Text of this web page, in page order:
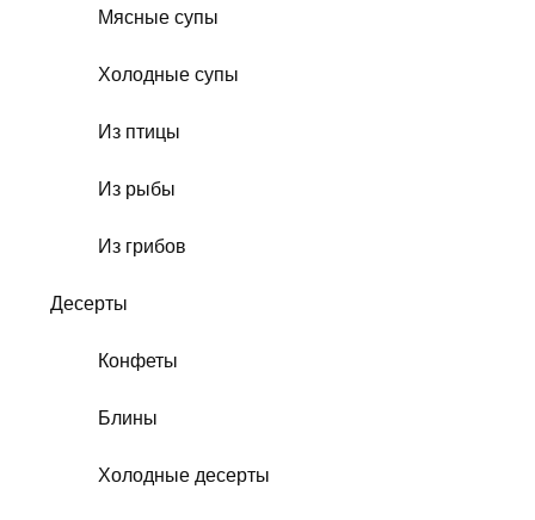
Мясные супы
Холодные супы
Из птицы
Из рыбы
Из грибов
Десерты
Конфеты
Блины
Холодные десерты